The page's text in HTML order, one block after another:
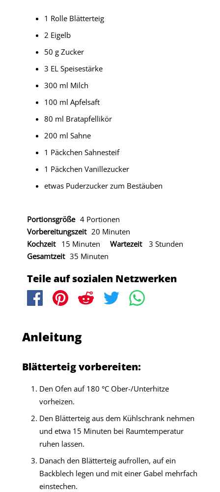
1 Rolle Blätterteig
2 Eigelb
50 g Zucker
3 EL Speisestärke
300 ml Milch
100 ml Apfelsaft
80 ml Bratapfellikör
200 ml Sahne
1 Päckchen Sahnesteif
1 Päckchen Vanillezucker
etwas Puderzucker zum Bestäuben
Portionsgröße 4 Portionen
Vorbereitungszeit 20 Minuten
Kochzeit
15 Minuten Wartezeit
3 Stunden
Gesamtzeit 35 Minuten
Teile auf sozialen Netzwerken
Anleitung
Blätterteig vorbereiten:
Den Ofen auf 180 °C Ober-/Unterhitze
vorheizen.
Den Blätterteig aus dem Kühlschrank nehmen
und etwa 15 Minuten bei Raumtemperatur
ruhen lassen.
Danach den Blätterteig aufrollen, auf ein
Backblech legen und mit einer Gabel mehrfach
einstechen.